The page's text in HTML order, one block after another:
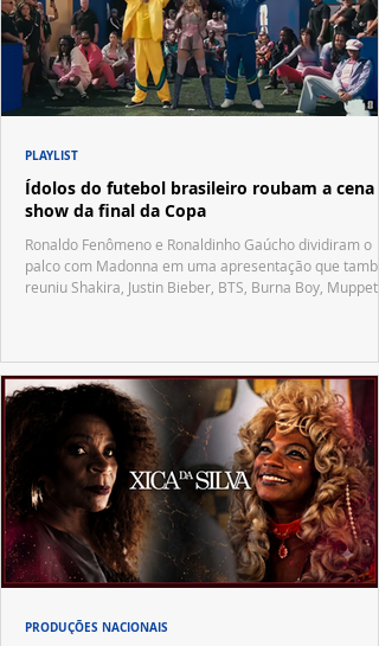
Ídolos do futebol brasileiro roubam a cena
show da final da Copa
Ronaldo Fenômeno e Ronaldinho Gaúcho dividiram o
palco com Madonna em uma apresentação que
reuniu Shakira, Justin Bieber, BTS, Burna Boy, Muppets,
PLAYLIST
PRODUÇÕES NACIONAIS